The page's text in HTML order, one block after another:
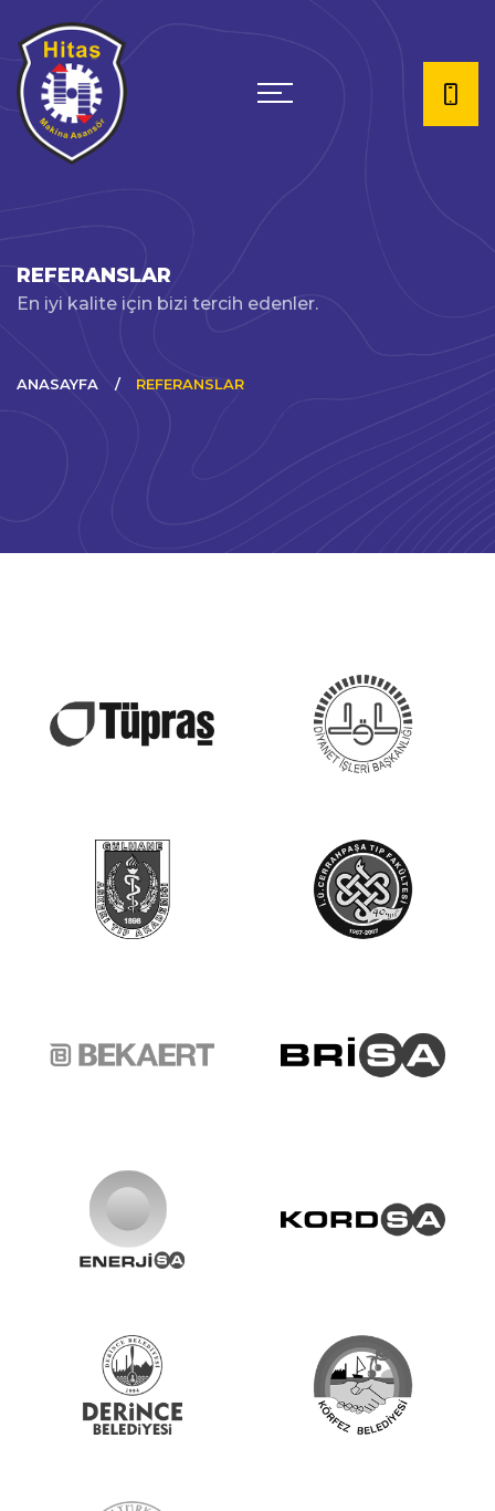
REFERANSLAR
En iyi kalite için bizi tercih edenler.
ANASAYFA REFERANSLAR